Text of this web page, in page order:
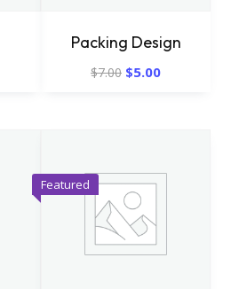
Packing Design
$7.00 $5.00
Featured